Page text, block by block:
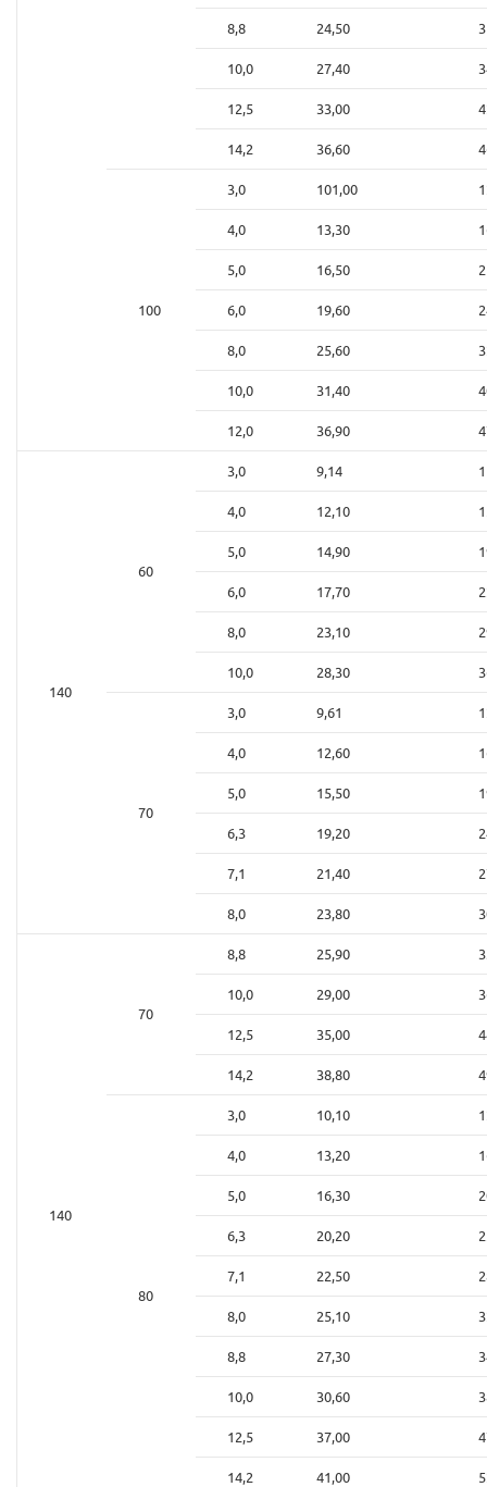
8,8 24,50
10,0 27,40
12,5 33,00
14,2 36,60
100
3,0 101,00
4,0 13,30
5,0 16,50
6,0 19,60
8,0 25,60
10,0 31,40
12,0 36,90
140
60
3,0 9,14
4,0 12,10
5,0 14,90
6,0 17,70
8,0 23,10
10,0 28,30
70
3,0 9,61
4,0 12,60
5,0 15,50
6,3 19,20
7,1 21,40
8,0 23,80
140
70
8,8 25,90
10,0 29,00
12,5 35,00
14,2 38,80
80
3,0 10,10
4,0 13,20
5,0 16,30
6,3 20,20
7,1 22,50
8,0 25,10
8,8 27,30
10,0 30,60
12,5 37,00
14,2 41,00